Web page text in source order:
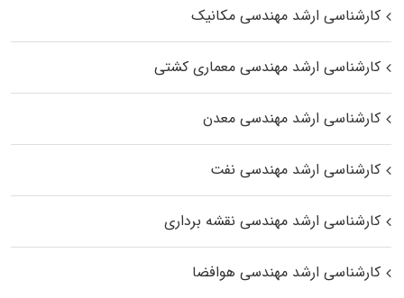
کارشناسی ارشد مهندسی مکانیک
کارشناسی ارشد مهندسی معماری کشتی
کارشناسی ارشد مهندسی معدن
کارشناسی ارشد مهندسی نفت
کارشناسی ارشد مهندسی نقشه برداری
کارشناسی ارشد مهندسی هوافضا